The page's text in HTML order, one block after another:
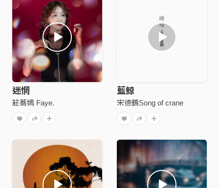
迷惘
莊蕎嫣 Faye.
藍鯨
宋德鶴Song of crane